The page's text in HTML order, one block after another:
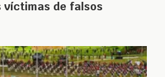
de falsos